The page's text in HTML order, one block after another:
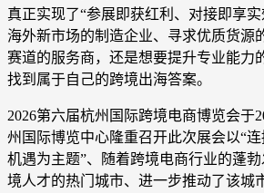
真正实现了“参展即获红利、对接即享
海外新市场的制造企业、寻求优质货源
赛道的服务商，还是想要提升专业能力
找到属于自己的跨境出海答案。
2026第六届杭州国际跨境电商博览会于
州国际博览中心隆重召开此次展会以“
机遇为主题”、随着跨境电商行业的蓬
境人才的热门城市、进一步推动了该城